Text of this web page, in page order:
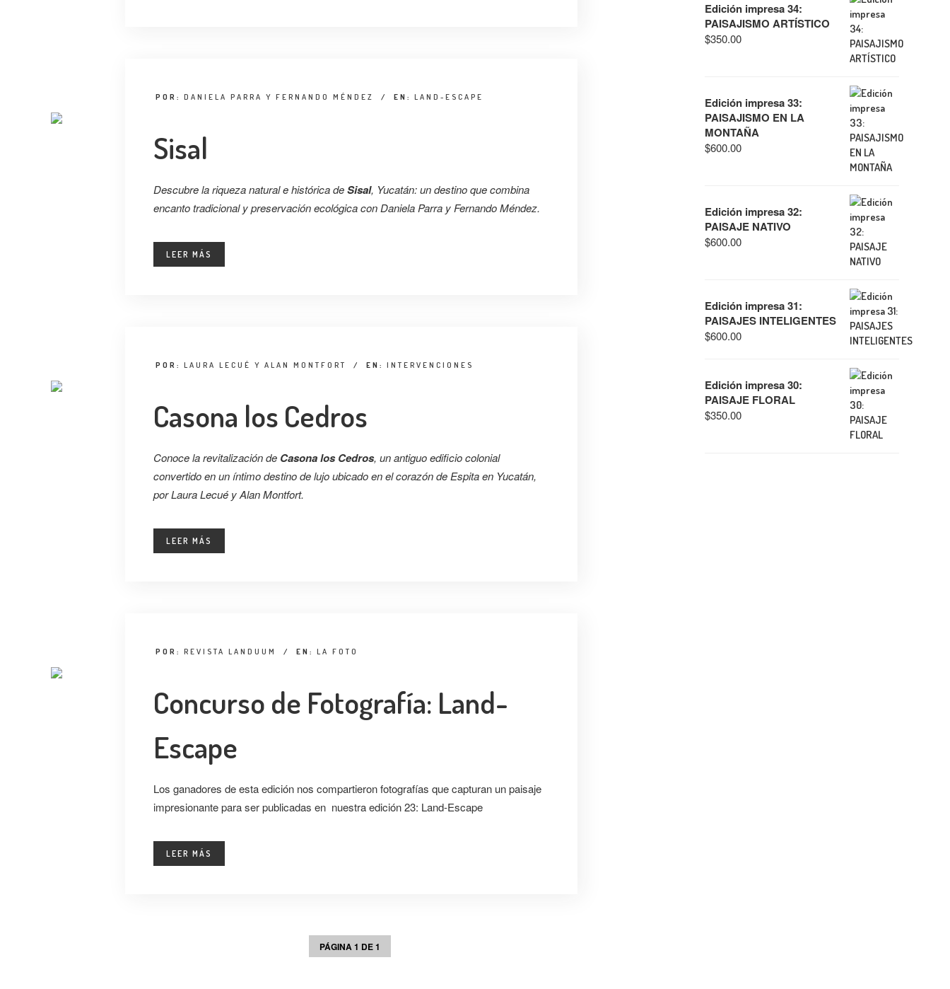
POR: DANIELA PARRA Y FERNANDO MÉNDEZ / EN: LAND-ESCAPE
Sisal
Descubre la riqueza natural e histórica deSisal, Yucatán: un destino que combina
encanto tradicional y preservación ecológica con Daniela Parra y Fernando Méndez.
LEER MÁS
POR: LAURA LECUÉ Y ALAN MONTFORT / EN: INTERVENCIONES
Casona los Cedros
Conoce la revitalización de Casona los Cedros, un antiguo edificio colonial
convertido en un íntimo destino de lujo ubicado en el corazón de Espita en Yucatán,
por Laura Lecué y Alan Montfort.
LEER MÁS
POR: REVISTA LANDUUM / EN: LA FOTO
Concurso de Fotografía: Land-
Escape
Los ganadores de esta edición nos compartieron fotografías que capturan un paisaje
impresionante para ser publicadas en nuestra edición 23: Land-Escape
LEER MÁS
PÁGINA 1 DE 1
Edición impresa 34:
PAISAJISMO ARTÍSTICO
$350.00
Edición impresa 33:
PAISAJISMO EN LA
MONTAÑA
$600.00
Edición impresa 32:
PAISAJE NATIVO
$600.00
Edición impresa 31:
PAISAJES INTELIGENTES
$600.00
Edición impresa 30:
PAISAJE FLORAL
$350.00